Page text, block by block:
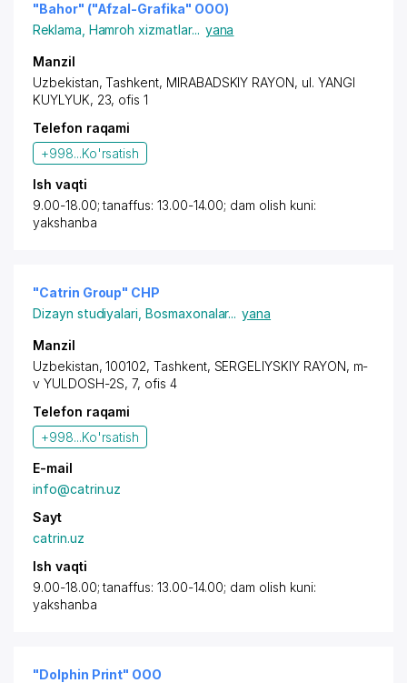
"Bahor" ("Afzal-Grafika" OOO)
Reklama Hamroh xizmatlar... yana
Manzil
Uzbekistan, Tashkent, MIRABADSKIY RAYON, ul. YANGI
KUYLYUK, 23, ofis 1
Telefon raqami
+998...Ko'rsatish
Ish vaqti
9.00-18.00; tanaffus: 13.00-14.00; dam olish kuni:
yakshanba
"Catrin Group" CHP
Dizayn studiyalari ,Bosmaxonalar... yana
Manzil
Uzbekistan, 100102, Tashkent, SERGELIYSKIY RAYON, m-
v YULDOSH-2S, 7, ofis 4
Telefon raqami
+998...Ko'rsatish
E-mail
info@catrin.uz
Sayt
catrin.uz
Ish vaqti
9.00-18.00; tanaffus: 13.00-14.00; dam olish kuni:
yakshanba
"Dolphin Print" OOO